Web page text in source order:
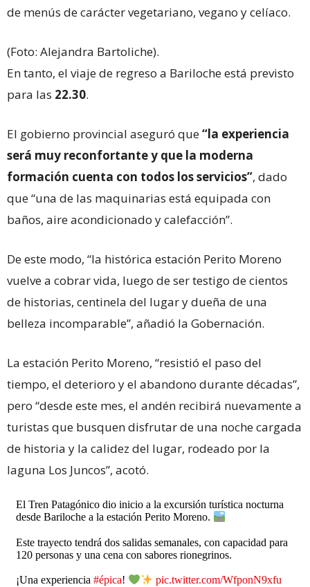
de menús de carácter vegetariano, vegano y celíaco.
(Foto: Alejandra Bartoliche).
En tanto, el viaje de regreso a Bariloche está previsto
para las 22.30.
El gobierno provincial aseguró que“la experiencia
será muy reconfortante y que la moderna
formación cuenta con todos los servicios”, dado
que “una de las maquinarias está equipada con
baños, aire acondicionado y calefacción”.
De este modo, “la histórica estación Perito Moreno
vuelve a cobrar vida, luego de ser testigo de cientos
de historias, centinela del lugar y dueña de una
belleza incomparable”, añadió la Gobernación.
La estación Perito Moreno, “resistió el paso del
tiempo, el deterioro y el abandono durante décadas”,
pero “desde este mes, el andén recibirá nuevamente a
turistas que busquen disfrutar de una noche cargada
de historia y la calidez del lugar, rodeado por la
laguna Los Juncos”, acotó.
El Tren Patagónico dio inicio a la excursión turística nocturna
desde Bariloche a la estación Perito Moreno.
Este trayecto tendrá dos salidas semanales, con capacidad para
120 personas y una cena con sabores rionegrinos.
¡Una experiencia #épica! pic.twitter.com/WfponN9xfu